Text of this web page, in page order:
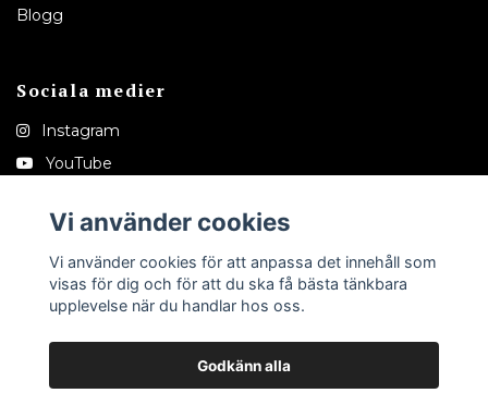
Blogg
Sociala medier
Instagram
YouTube
Tiktok
Vi använder cookies
Vi använder cookies för att anpassa det innehåll som
visas för dig och för att du ska få bästa tänkbara
upplevelse när du handlar hos oss.
Godkänn alla